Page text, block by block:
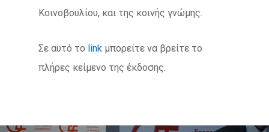
Κοινοβουλίου, και της κοινής γνώμης.
Σε αυτό το link μπορείτε να βρείτε το
πλήρες κείμενο της έκδοσης.